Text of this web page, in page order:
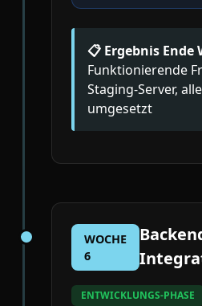
📋 Ergebnis Ende
Funktionierende
Staging-Server,
umgesetzt
WOCHE
6
ENTWICKLUNGS-PHASE